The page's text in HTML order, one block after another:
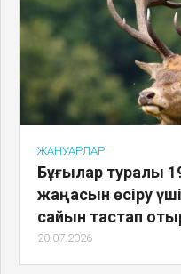
ЖАНУАРЛАР
Бұғылар туралы
жаңасын өсіру
сайын тастап
20.07.2026